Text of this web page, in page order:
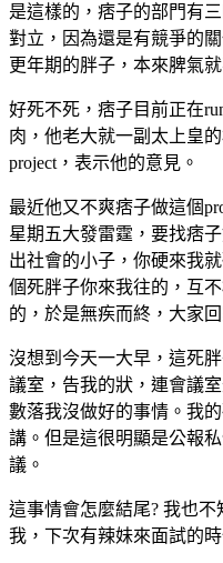
是這樣的，痞子的部門有
對立，因為還是有競爭的
更年期的胖子，本來脾氣
好死不死，痞子目前正在
肉，他老大就一副太上皇
project，表示他的意見。
最近他又不爽痞子做這個
星期五大發雷霆，要找痞
出社會的小子，你硬來我
個死胖子你來我往的，互
的，於是無疾而終，大家
沒想到今天一大早，這死
議室，告我的狀，連會議
數落我沒做好的事情。我
講。但是這很明顯是公報
議。
這事情會怎麼結尾? 我也
我，下次有辣妹來面試的